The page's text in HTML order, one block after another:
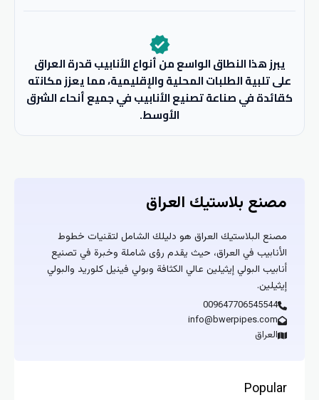
verified
يبرز هذا النطاق الواسع من أنواع الأنابيب قدرة العراق
على تلبية الطلبات المحلية والإقليمية، مما يعزز مكانته
كقائدة في صناعة تصنيع الأنابيب في جميع أنحاء الشرق
الأوسط.
مصنع بلاستيك العراق
مصنع البلاستيك العراق هو دليلك الشامل لتقنيات خطوط
الأنابيب في العراق، حيث يقدم رؤى شاملة وخبرة في تصنيع
أنابيب البولي إيثيلين عالي الكثافة وبولي فينيل كلوريد والبولي
إيثيلين.
009647706545544
info@bwerpipes.com
العراق
Popular